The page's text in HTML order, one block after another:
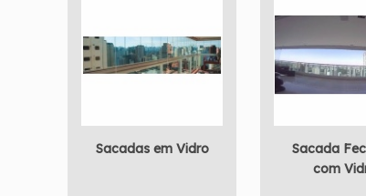
Sacadas em Vidro
Sacada
com